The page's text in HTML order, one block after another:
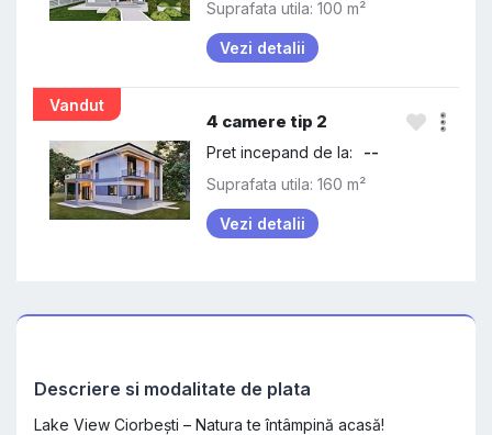
Suprafata utila: 100 m²
Vezi detalii
Vandut
4 camere tip 2
Pret incepand de la:
--
Suprafata utila: 160 m²
Vezi detalii
Descriere si modalitate de plata
Lake View Ciorbești – Natura te întâmpină acasă!